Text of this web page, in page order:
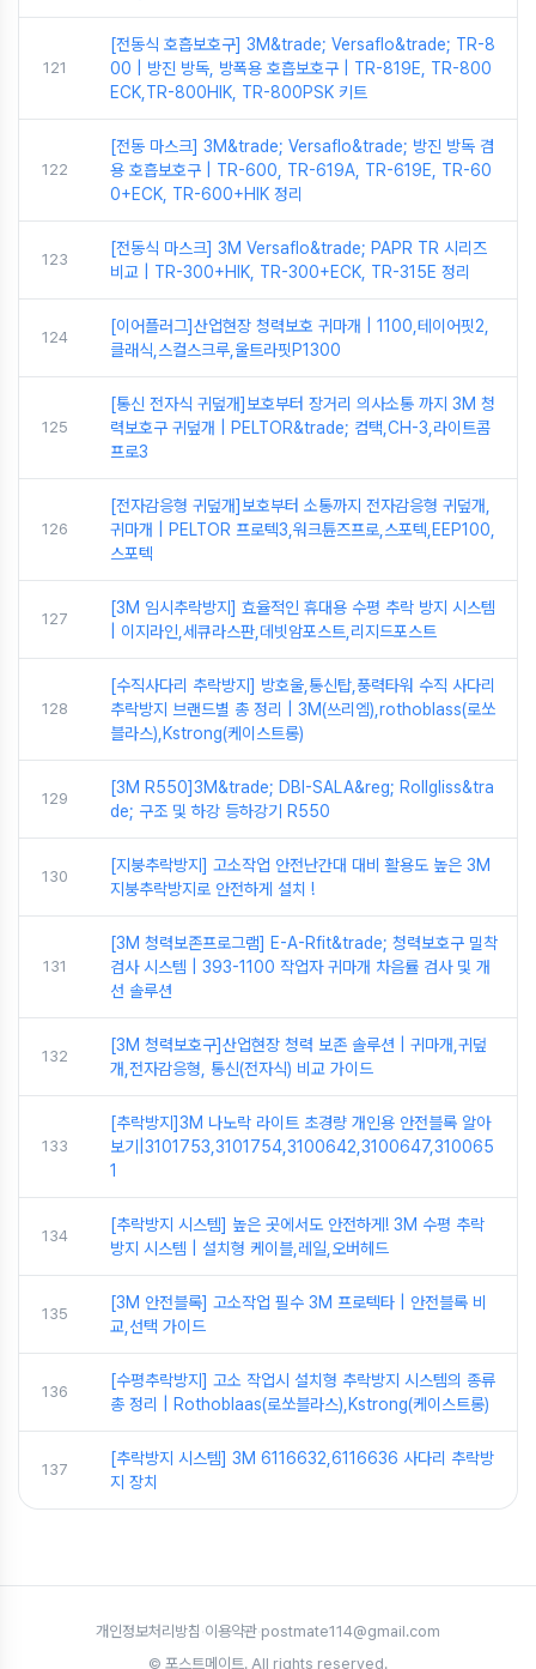
121
[전동식 호흡보호구] 3M&trade; Versaflo&trade; TR-8
00 | 방진 방독, 방폭용 호흡보호구 | TR-819E, TR-800
ECK,TR-800HIK, TR-800PSK 키트
122
[전동 마스크] 3M&trade; Versaflo&trade; 방진 방독 겸
용 호흡보호구 | TR-600, TR-619A, TR-619E, TR-60
0+ECK, TR-600+HIK 정리
123
[전동식 마스크] 3M Versaflo&trade; PAPR TR 시리즈
비교 | TR-300+HIK, TR-300+ECK, TR-315E 정리
124
[이어플러그]산업현장 청력보호 귀마개 | 1100,테이어핏2,
클래식,스컬스크루,울트라핏P1300
125
[통신 전자식 귀덮개]보호부터 장거리 의사소통 까지 3M 청
력보호구 귀덮개 | PELTOR&trade; 컴택,CH-3,라이트콤
프로3
126
[전자감응형 귀덮개]보호부터 소통까지 전자감응형 귀덮개,
귀마개 | PELTOR 프로텍3,워크튠즈프로,스포텍,EEP100,
스포텍
127
[3M 임시추락방지] 효율적인 휴대용 수평 추락 방지 시스템
| 이지라인,세큐라스판,데빗암포스트,리지드포스트
128
[수직사다리 추락방지] 방호울,통신탑,풍력타워 수직 사다리
추락방지 브랜드별 총 정리 | 3M(쓰리엠),rothoblass(로쏘
블라스),Kstrong(케이스트롱)
129
[3M R550]3M&trade; DBI-SALA&reg; Rollgliss&tra
de; 구조 및 하강 등하강기 R550
130
[지붕추락방지] 고소작업 안전난간대 대비 활용도 높은 3M
지붕추락방지로 안전하게 설치 !
131
[3M 청력보존프로그램] E-A-Rfit&trade; 청력보호구 밀착
검사 시스템 | 393-1100 작업자 귀마개 차음률 검사 및 개
선 솔루션
132
[3M 청력보호구]산업현장 청력 보존 솔루션 | 귀마개,귀덮
개,전자감응형, 통신(전자식) 비교 가이드
133
[추락방지]3M 나노락 라이트 초경량 개인용 안전블록 알아
보기|3101753,3101754,3100642,3100647,310065
1
134
[추락방지 시스템] 높은 곳에서도 안전하게! 3M 수평 추락
방지 시스템 | 설치형 케이블,레일,오버헤드
135
[3M 안전블록] 고소작업 필수 3M 프로텍타 | 안전블록 비
교,선택 가이드
136
[수평추락방지] 고소 작업시 설치형 추락방지 시스템의 종류
총 정리 | Rothoblaas(로쏘블라스),Kstrong(케이스트롱)
137
[추락방지 시스템] 3M 6116632,6116636 사다리 추락방
지 장치
개인정보처리방침 ·이용약관·postmate114@gmail.com
© 포스트메이트. All rights reserved.